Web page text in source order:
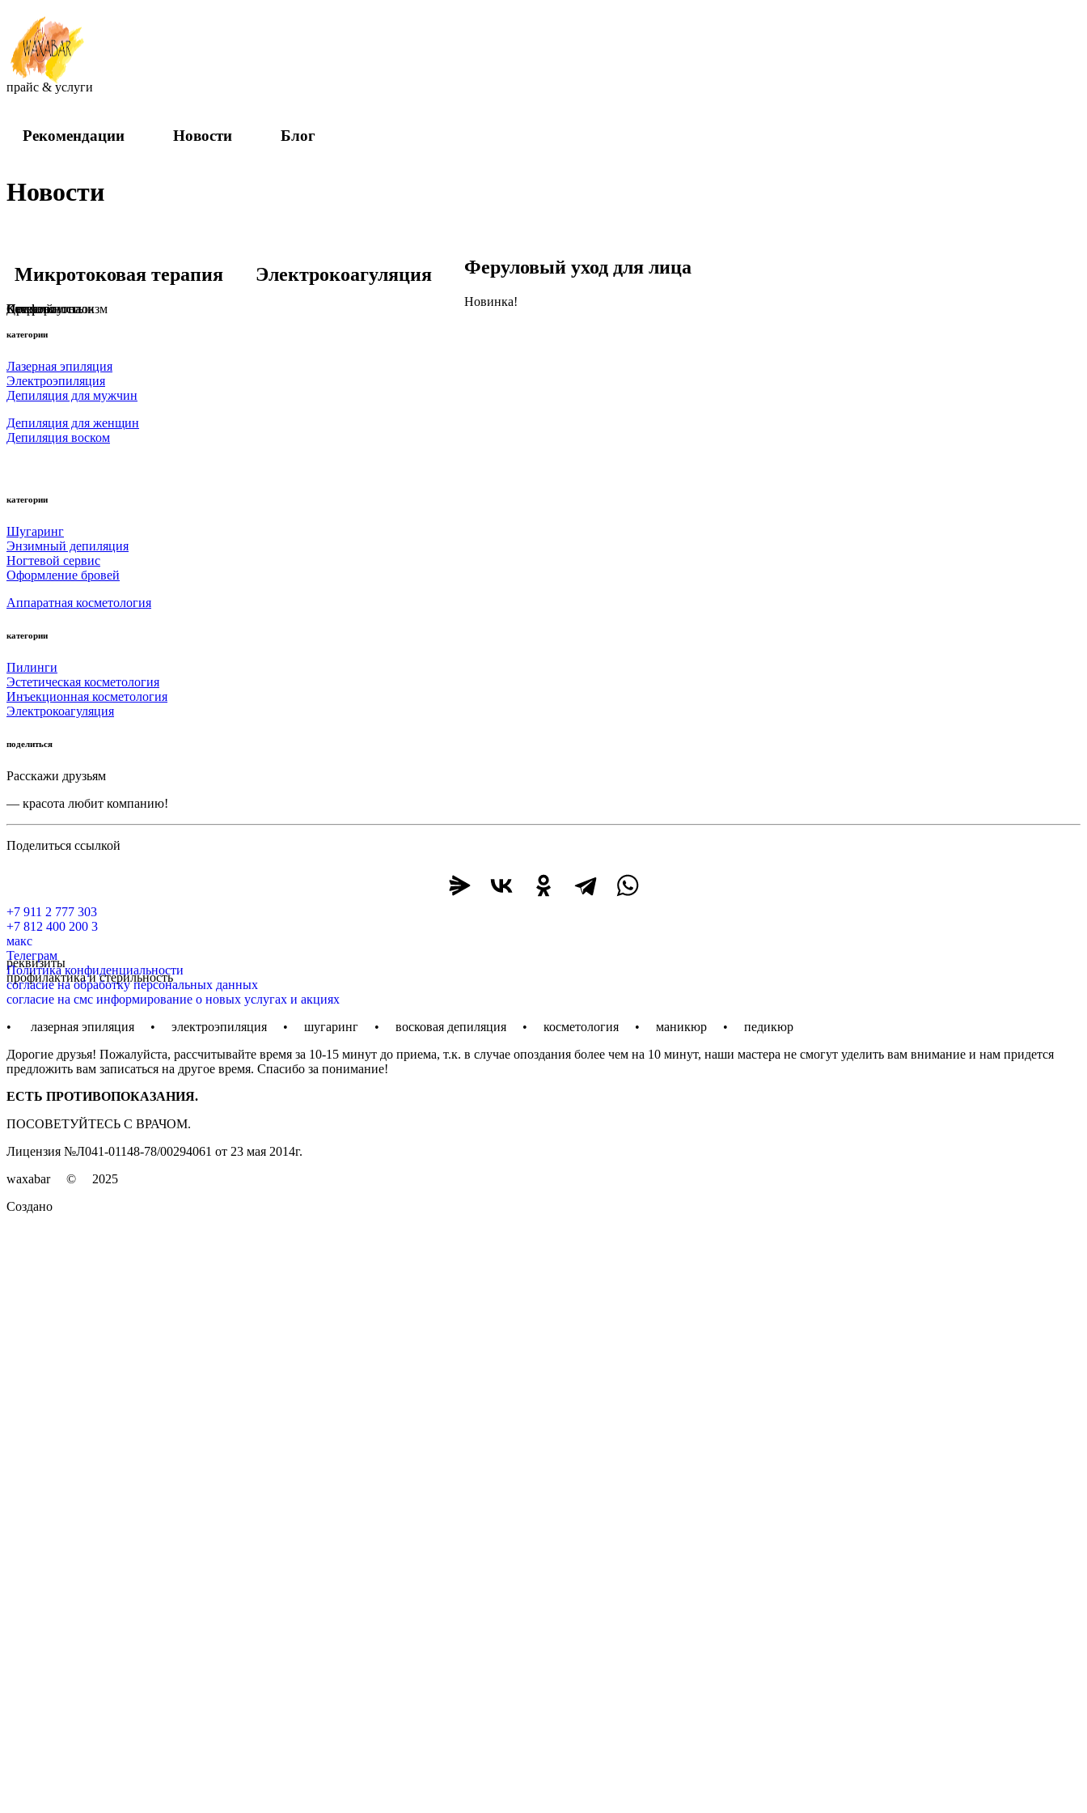
прайс & услуги
Рекомендации Новости Блог
Новости
Микротоковая терапия Электрокоагуляция Феруловый уход для лица
Новинка!
Профессионализм
Комфорт
Качество
Детский уголок
Стерильность
категории
Лазерная эпиляция
Электроэпиляция
Депиляция для мужчин
Депиляция для женщин
Депиляция воском
категории
Шугаринг
Энзимный депиляция
Ногтевой сервис
Оформление бровей
Аппаратная косметология
категории
Пилинги
Эстетическая косметология
Инъекционная косметология
Электрокоагуляция
поделиться
Расскажи друзьям
— красота любит компанию!
Поделиться ссылкой
+7 911 2 777 303
+7 812 400 200 3
макс
Телеграм
реквизиты
Политика конфиденциальности
профилактика и стерильность
согласие на обработку персональных данных
согласие на смс информирование о новых услугах и акциях
• лазерная эпиляция • электроэпиляция • шугаринг • восковая депиляция • косметология • маникюр • педикюр
Дорогие друзья! Пожалуйста, рассчитывайте время за 10-15 минут до приема, т.к. в случае опоздания более чем на 10 минут, наши мастера не смогут уделить вам внимание и нам придется
предложить вам записаться на другое время. Спасибо за понимание!
ЕСТЬ ПРОТИВОПОКАЗАНИЯ.
ПОСОВЕТУЙТЕСЬ С ВРАЧОМ.
Лицензия №Л041-01148-78/00294061 от 23 мая 2014г.
waxabar © 2025
Создано